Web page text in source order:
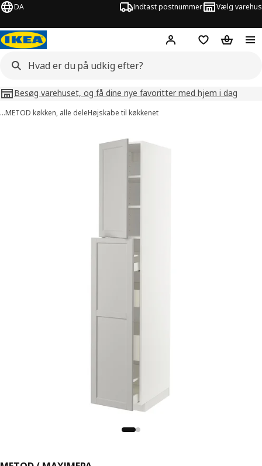
DA Indtast postnummer Vælg varehus
Hej! Log ind her
Huskeliste
Kurv
Besøg varehuset, og få dine nye favoritter med hjem i dag
…METOD køkken, alle deleHøjskabe til køkkenet
af METOD / MAXIMERA